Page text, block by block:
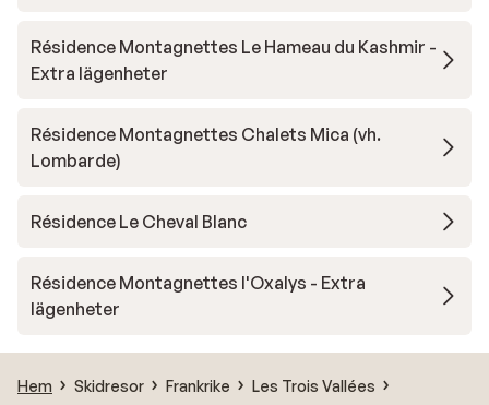
Résidence Montagnettes Le Hameau du Kashmir -
Extra lägenheter
Résidence Montagnettes Chalets Mica (vh.
Lombarde)
Résidence Le Cheval Blanc
Résidence Montagnettes l'Oxalys - Extra
lägenheter
Hem Skidresor Frankrike
Les Trois Vallées